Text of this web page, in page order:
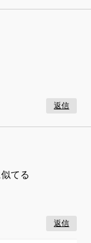
返信
てる
返信